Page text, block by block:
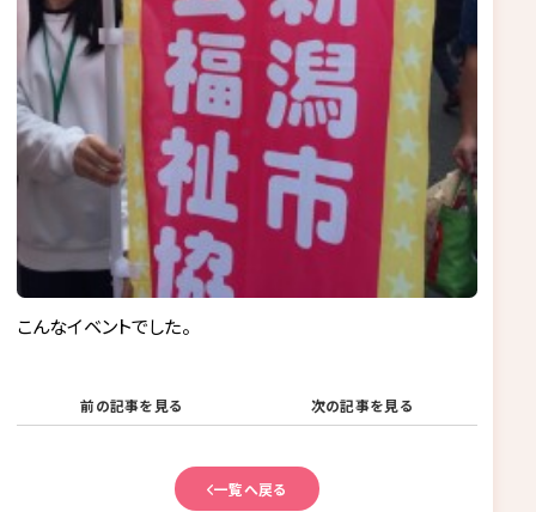
こんなイベントでした。
前の記事を見る 次の記事を見る
一覧へ戻る